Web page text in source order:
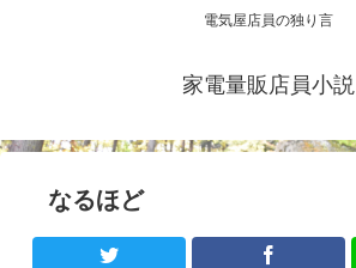
電気屋店員の独り言
家電量販店員小説
なるほど